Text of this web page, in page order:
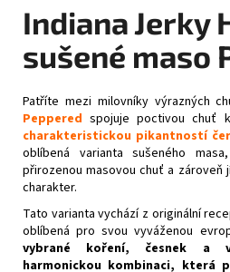
Indiana Jerky
sušené maso
Patříte mezi milovníky výrazných
Peppered spojuje poctivou chuť
charakteristickou pikantností
oblíbená varianta sušeného
přirozenou masovou chuť a zároveň
charakter.
Tato varianta vychází z originální
oblíbená pro svou vyváženou
vybrané koření, česnek a
harmonickou kombinaci, která